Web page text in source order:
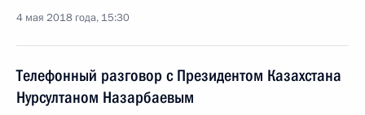
4 мая 2018 года, 15:30
Телефонный разговор с Президентом Казахстана
Нурсултаном Назарбаевым